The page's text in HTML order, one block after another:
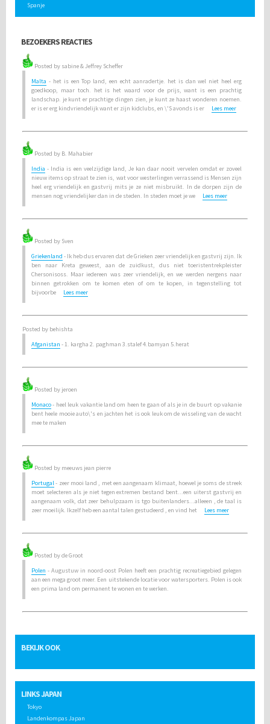
Spanje
BEZOEKERS REACTIES
Posted by sabine & Jeffrey Scheffer
Malta - het is een Top land, een echt aanradertje. het is dan wel niet heel erg
goedkoop, maar toch. het is het waard voor de prijs, want is een prachtig
landschap. je kunt er prachtige dingen zien, je kunt ze haast wonderen noemen.
er is er erg kindvriendelijk want er zijn kidclubs, en \'S avonds is er Lees meer
Posted by B. Mahabier
India - India is een veelzijdige land, Je kan daar nooit vervelen omdat er zoveel
nieuw items op straat te zien is, wat voor westerlingen verrassend is Mensen zijn
heel erg vriendelijk en gastvrij mits je ze niet misbruikt. In de dorpen zijn de
mensen nog vriendelijker dan in de steden. In steden moet je we Lees meer
Posted by Sven
Griekenland - Ik heb dus ervaren dat de Grieken zeer vriendelijk en gastvrij zijn. Ik
ben naar Kreta geweest, aan de zuidkust, dus niet toeristentrekpleister
Chersonisoss. Maar iedereen was zeer vriendelijk, en we werden nergens naar
binnen getrokken om te komen eten of om te kopen, in tegenstelling tot
bijvoorbe Lees meer
Posted by behishta
Afganistan - 1. kargha 2. paghman 3.stalef 4.bamyan 5.herat
Posted by jeroen
Monaco- heel leuk vakantie land om heen te gaan of als je in de buurt op vakanie
bent heele mooie auto\'s en jachten het is ook leuk om de wisseling van de wacht
mee te maken
Posted by meeuws jean pierre
Portugal- zeer mooi land , met een aangenaam klimaat, hoewel je soms de streek
moet selecteren als je niet tegen extremen bestand bent...een uiterst gastvrij en
aangenaam volk, dat zeer behulpzaam is tgo buitenlanders...alleeen , de taal is
zeer moeilijk. Ikzelf heb een aantal talen gestudeerd , en vind het Lees meer
Posted by de Groot
Polen - Augustuw in noord-oost Polen heeft een prachtig recreatiegebied gelegen
aan een mega groot meer. Een uitstekende locatie voor watersporters. Polen is ook
een prima land om permanent te wonen en te werken.
BEKIJK OOK
LINKS JAPAN
Tokyo
Landenkompas Japan